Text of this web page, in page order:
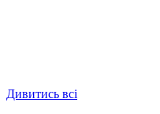
Дивитись всі